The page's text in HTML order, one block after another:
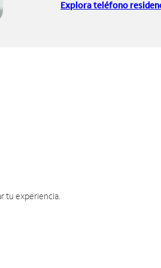
Explora teléfono
tu experiencia.